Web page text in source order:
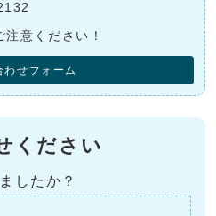
意ください！
わせフォーム
ください
したか？